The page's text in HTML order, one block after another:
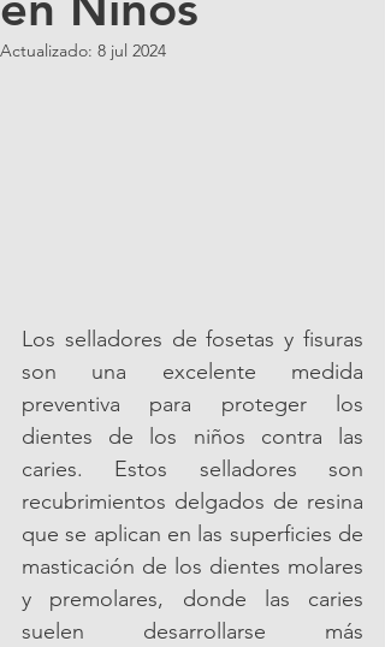
Actualizado: 8 jul 2024
Los selladores de fosetas y fisuras
son una excelente medida
preventiva para proteger los
dientes de los niños contra las
caries. Estos selladores son
recubrimientos delgados de resina
que se aplican en las superficies de
masticación de los dientes molares
y premolares, donde las caries
suelen desarrollarse más